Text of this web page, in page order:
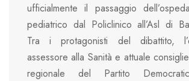
ufficialmente il passaggio
pediatrico dal Policlinico all’Asl di
Tra i protagonisti del dibattito,
assessore alla Sanità e attuale
regionale del Partito